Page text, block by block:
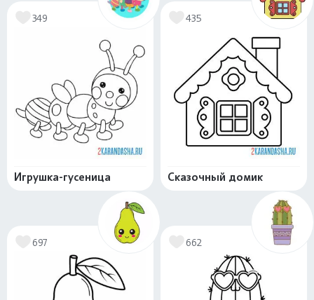
349
Игрушка-гусеница
435
Сказочный домик
697 662